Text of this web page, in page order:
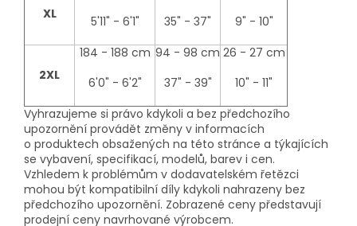
XL
5'11" - 6'1"
35" - 37"
9" - 10"
2XL
184 - 188 cm
6'0" - 6'2"
94 - 98 cm
37" - 39"
26 - 27 cm
10" - 11"
Vyhrazujeme si právo kdykoli a bez předchozího
upozornění provádět změny v informacích
o produktech obsažených na této stránce a týkajících
se vybavení, specifikací, modelů, barev i cen.
Vzhledem k problémům v dodavatelském řetězci
mohou být kompatibilní díly kdykoli nahrazeny bez
předchozího upozornění. Zobrazené ceny představují
prodejní ceny navrhované výrobcem.